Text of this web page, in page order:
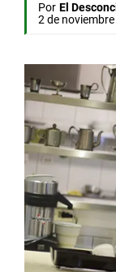
Por El
2 de